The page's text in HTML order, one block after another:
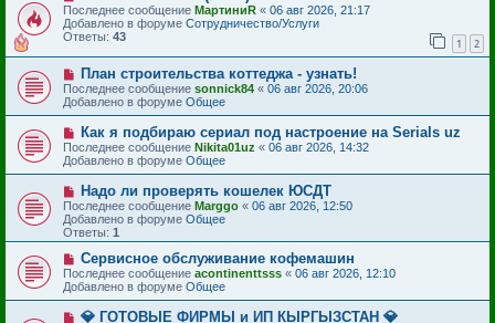
щ
е
н
и
е
о
в
о
е
с
о
о
б
е
н
и
е
Последнее сообщение МартиниR « 06 авг 2026, 21:17
Добавлено в форуме Сотрудничество/Услуги
Ответы: 43 1 2
Н
о
в
о
е
с
о
о
б
щ
е
н
и
е
План строительства коттеджа - узнать!
Последнее сообщение sonnick84 « 06 авг 2026, 20:06
Добавлено в форуме Общее
Н
о
в
о
е
с
о
о
б
е
н
и
е
Как я подбираю сериал под настроение на Serials uz
Последнее сообщение Nikita01uz « 06 авг 2026, 14:32
Добавлено в форуме Общее
Н
о
в
о
е
с
о
б
Надо ли проверять кошелек ЮСДТ
Последнее сообщение Marggo « 06 авг 2026, 12:50
Добавлено в форуме Общее
Ответы: 1
Н
о
в
о
Сервисное обслуживание кофемашин
Последнее сообщение acontinenttsss « 06 авг 2026, 12:10
Добавлено в форуме Общее
Н💎 ГОТОВЫЕ ФИРМЫ и ИП КЫРГЫЗСТАН 💎